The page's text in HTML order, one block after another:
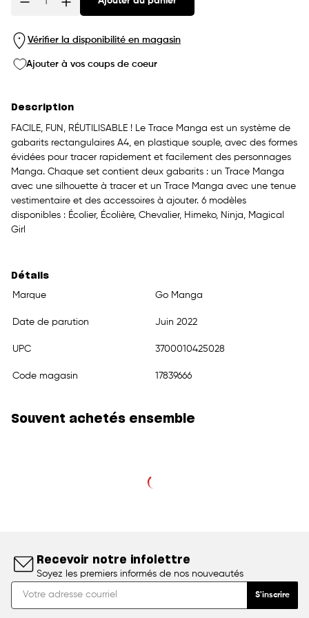
Vérifier la disponibilité en magasin
Ajouter à vos coups de coeur
Description
FACILE, FUN, RÉUTILISABLE ! Le Trace Manga est un système de
gabarits rectangulaires A4, en plastique souple, avec des formes
évidées pour tracer rapidement et facilement des personnages
Manga. Chaque set contient deux gabarits : un Trace Manga
avec une silhouette à tracer et un Trace Manga avec une tenue
vestimentaire et des accessoires à ajouter. 6 modèles
disponibles : Écolier, Écolière, Chevalier, Himeko, Ninja, Magical
Girl
Détails
Marque
Go Manga
Date de parution Juin 2022
UPC 3700010425028
Code magasin 17839666
Souvent achetés ensemble
Recevoir notre infolettre
Soyez les premiers informés de nos nouveautés
S'inscrire